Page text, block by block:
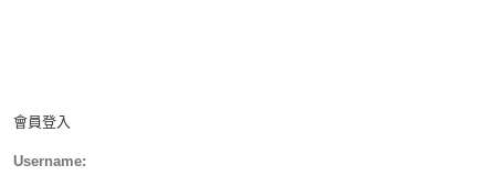
會員登入
Username: